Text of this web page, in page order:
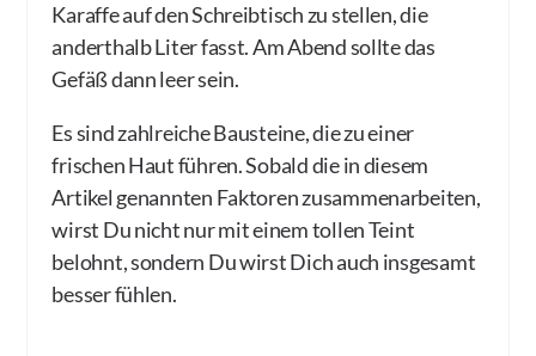
Karaffe auf den Schreibtisch zu stellen, die
anderthalb Liter fasst. Am Abend sollte das
Gefäß dann leer sein.
Es sind zahlreiche Bausteine, die zu einer
frischen Haut führen. Sobald die in diesem
Artikel genannten Faktoren zusammenarbeiten,
wirst Du nicht nur mit einem tollen Teint
belohnt, sondern Du wirst Dich auch insgesamt
besser fühlen.